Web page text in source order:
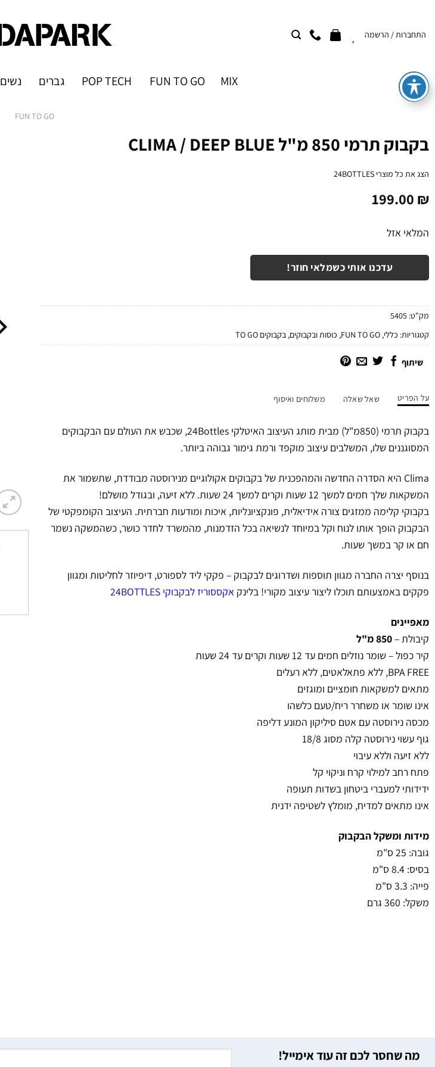
content
התחברות / הרשמה
MIX
FUN TO GO
POP TECH גברים נשים
FUN TO GO
בקבוק תרמי 850 מ"ל CLIMA / DEEP BLUE
הצג את כל מוצרי 24BOTTLES
199.00 ₪
המלאי אזל
עדכנו אותי כשמלאי חוזר!
מק"ט: 5405
קטגוריות: כללי,
FUN TO GO
, כוסות ובקבוקים, בקבוקים TO GO
שיתוף
על הפריט שאל שאלה משלוחים ואיסוף
בקבוק תרמי (850מ"ל) מבית מותג העיצוב האיטלקי 24Bottles, שכבש את העולם עם הבקבוקים
המסוגננים שלו, המשלבים עיצוב מוקפד ורמת גימור גבוהה ביותר.
Clima היא הסדרה החדשה והמהפכנית של בקבוקים אקולוגיים מנירוסטה מבודדת, שתשמור את
המשקאות שלך חמים למשך 12 שעות וקרים למשך 24 שעות. ללא זיעה, ובגודל מושלם!
בקבוקי קלימה ממזגים צורה אידיאלית, פונקציונליות, איכות ומודעות חברתית. העיצוב הקומפקטי של
הבקבוק הופך אותו לנוח וקל במיוחד לנשיאה בכל הזדמנות, מהמשרד לחדר כושר, כשהמשקה נשמר
חם או קר במשך שעות.
בנוסף יצרה החברה מגוון תוספות ושדרוגים לבקבוק – פקקי ליד לספורט, דיפיוזר לחליטות ומגוון
פקקים באמצעותם תוכלו ליצור עיצוב מקורי! בלינק אקססוריז לבקבוקי 24BOTTLES
מאפיינים
קיבולת –850 מ"ל
קיר כפול – שומר נוזלים חמים עד 12 שעות וקרים עד 24 שעות
BPA FREE, ללא פתאלאטים, ללא רעלים
מתאים למשקאות חומציים ומוגזים
אינו שומר או משחרר ריח/טעם כלשהו
מכסה נירוסטה עם אטם סיליקון המונע דליפה
גוף עשוי נירוסטה קלה מסוג 18/8
ללא זיעה וללא עיבוי
פתח רחב למילוי קרח וניקוי קל
ידידותי למעברי ביטחון בשדות תעופה
אינו מתאים למדיח, מומלץ לשטיפה ידנית
מידות ומשקל הבקבוק
גובה: 25 ס"מ
בסיס: 8.4 ס"מ
פייה: 3.3 ס"מ
משקל: 360 גרם
מה שחסר לכם זה עוד אימייל!